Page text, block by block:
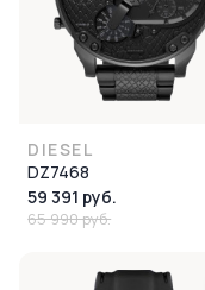
DIESEL
DZ7468
59 391 руб.
65 990 руб.